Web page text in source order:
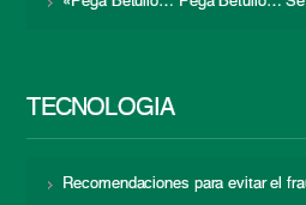
TECNOLOGÍA
Recomendaciones para evitar el